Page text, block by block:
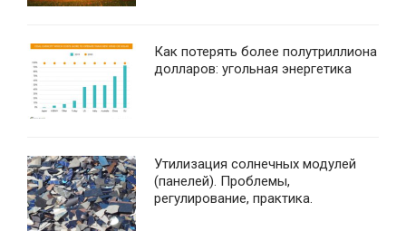
Как потерять более полутриллиона
долларов: угольная энергетика
Утилизация солнечных модулей
(панелей). Проблемы,
регулирование, практика.